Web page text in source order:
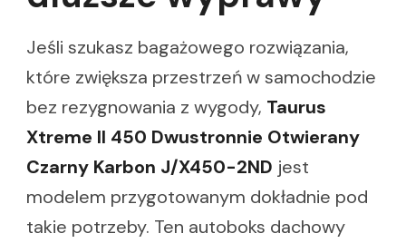
Jeśli szukasz bagażowego rozwiązania,
które zwiększa przestrzeń w samochodzie
bez rezygnowania z wygody, Taurus
Xtreme II 450 Dwustronnie Otwierany
Czarny Karbon J/X450-2ND jest
modelem przygotowanym dokładnie pod
takie potrzeby. Ten autoboks dachowy